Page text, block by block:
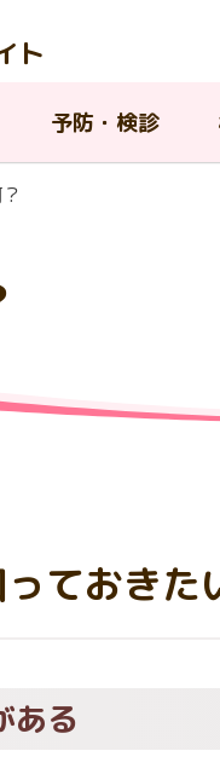
ト
予防・検診
AYA世代（15歳か
入院中における教
東京都小児・AYA
ておきた
ある